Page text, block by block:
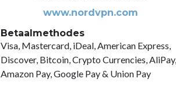
www.nordvpn.com
Betaalmethodes
Visa, Mastercard, iDeal, American Express,
Discover, Bitcoin, Crypto Currencies, AliPay,
Amazon Pay, Google Pay & Union Pay